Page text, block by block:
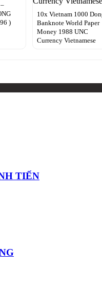
)
10x Vietnam 1000
Banknote World Paper
Money 1988 UNC
Currency Vietnamese
TIẾN